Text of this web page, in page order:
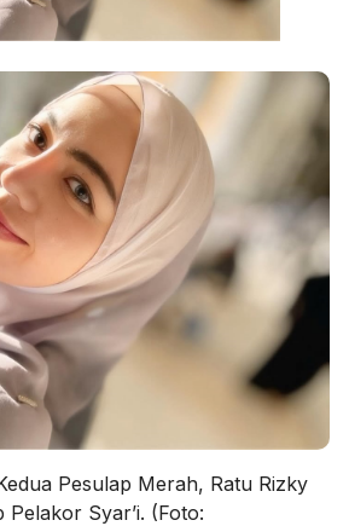
Pesulap Merah, Ratu Rizky
Pelakor Syar’i. (Foto: